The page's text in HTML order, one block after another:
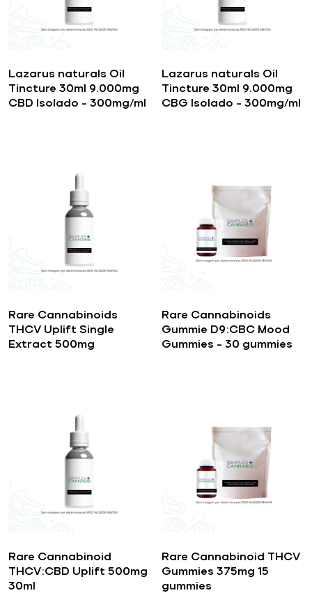
Lazarus naturals Oil
Tincture 30ml 9.000mg
CBD Isolado – 300mg/ml
Lazarus naturals Oil
Tincture 30ml 9.000mg
CBG Isolado – 300mg/ml
Rare Cannabinoids
THCV Uplift Single
Extract 500mg
Rare Cannabinoids
Gummie D9:CBC Mood
Gummies – 30 gummies
Rare Cannabinoid
THCV:CBD Uplift 500mg
30ml
Rare Cannabinoid THCV
Gummies 375mg 15
gummies